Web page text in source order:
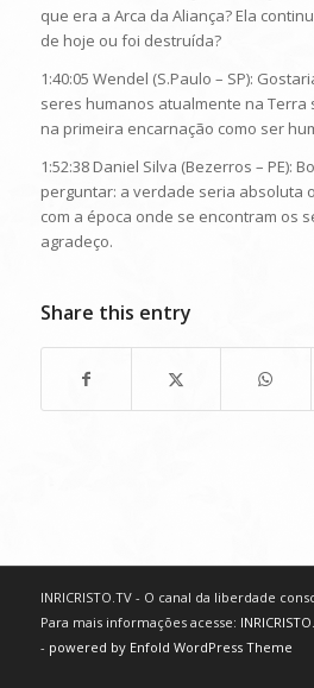
que era a Arca da Aliança? Ela
de hoje ou foi destruída?
1:40:05 Wendel (S.Paulo – SP):
seres humanos atualmente na
na primeira encarnação como ser
1:52:38 Daniel Silva (Bezerros – PE):
perguntar: a verdade seria absoluta
com a época onde se encontram os
agradeço.
Share this entry
INRICRISTO.TV - O canal da liberdade
Para mais informações acesse:
- powered by Enfold WordPress Theme